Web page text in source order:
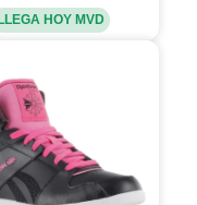
LLEGA HOY MVD